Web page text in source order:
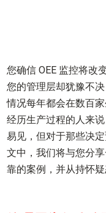
您确信 OEE 监控将改
您的管理层却犹豫不
情况每年都会在数百
经历生产过程的人来
易见，但对于那些决
文中，我们将与您分
靠的案例，并从持怀疑